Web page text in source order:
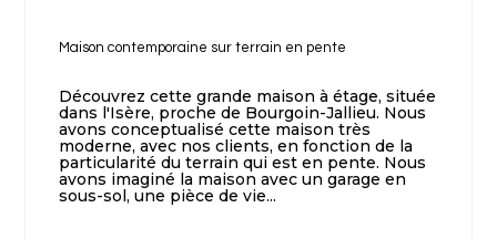
Maison contemporaine sur terrain en pente
Découvrez cette grande maison à étage, située
dans l'Isère, proche de Bourgoin-Jallieu. Nous
avons conceptualisé cette maison très
moderne, avec nos clients, en fonction de la
particularité du terrain qui est en pente. Nous
avons imaginé la maison avec un garage en
sous-sol, une pièce de vie...